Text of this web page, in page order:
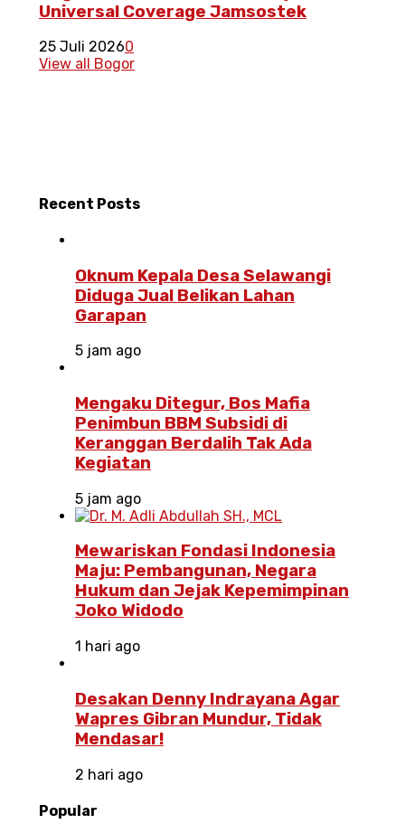
Universal Coverage Jamsostek
25 Juli 20260
View all Bogor
Recent Posts
Oknum Kepala Desa Selawangi
Diduga Jual Belikan Lahan
Garapan
5 jam ago
Mengaku Ditegur, Bos Mafia
Penimbun BBM Subsidi di
Keranggan Berdalih Tak Ada
Kegiatan
5 jam ago
Mewariskan Fondasi Indonesia
Maju: Pembangunan, Negara
Hukum dan Jejak Kepemimpinan
Joko Widodo
1 hari ago
Desakan Denny Indrayana Agar
Wapres Gibran Mundur, Tidak
Mendasar!
2 hari ago
Popular